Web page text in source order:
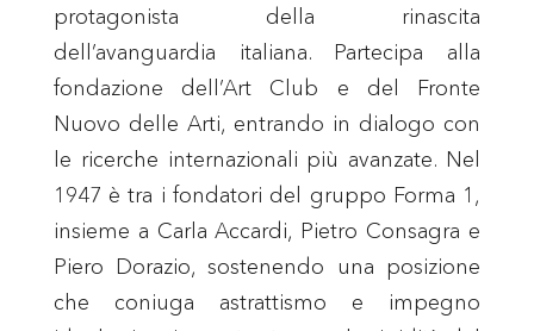
protagonista della rinascita
dell’avanguardia italiana. Partecipa alla
fondazione dell’Art Club e del Fronte
Nuovo delle Arti, entrando in dialogo con
le ricerche internazionali più avanzate. Nel
1947 è tra i fondatori del gruppo Forma 1,
insieme a Carla Accardi, Pietro Consagra e
Piero Dorazio, sostenendo una posizione
che coniuga astrattismo e impegno